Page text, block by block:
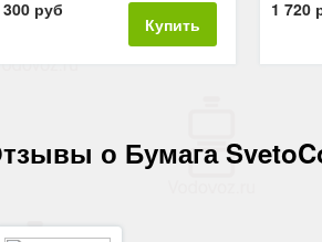
300 руб
Купить
1 720
о Бумага